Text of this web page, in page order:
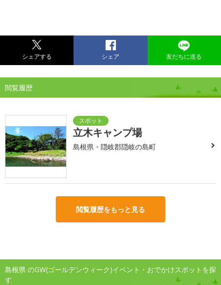
シェアする シェア 友だちに送る
閲覧履歴
立木キャンプ場
島根県・隠岐郡隠岐の島町
閲覧履歴をもっと見る
島根県 のGW(ゴールデンウィーク)イベント・おでかけスポットを探
す